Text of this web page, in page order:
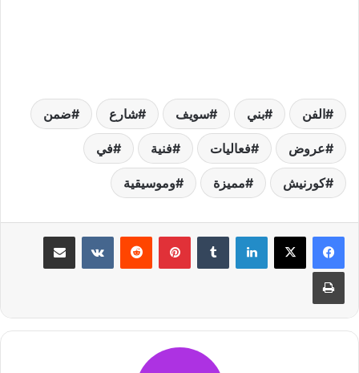
الفن بني سويف شارع ضمن
عروض فعاليات فنية في
كورنيش مميزة وموسيقية
لينكدإن بينتيريست مشاركة عبر البريد
طباعة